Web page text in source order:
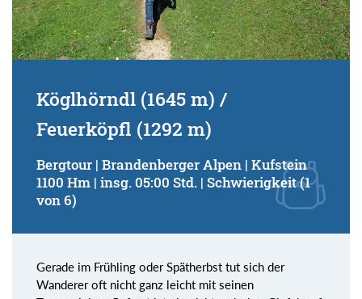
Köglhörndl (1645 m) /
Feuerköpfl (1292 m)
Bergtour | Brandenberger Alpen | Kufstein
1100 Hm | insg. 05:00 Std. | Schwierigkeit (1
von 6)
Gerade im Frühling oder Spätherbst tut sich der
Wanderer oft nicht ganz leicht mit seinen